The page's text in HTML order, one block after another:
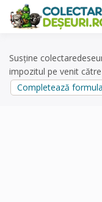
content
Susține
impozitul pe venit către
Completează